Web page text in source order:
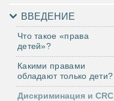
ВВЕДЕНИЕ
Что такое «права
детей»?
Какими правами
обладают только дети?
Дискриминация и CRC